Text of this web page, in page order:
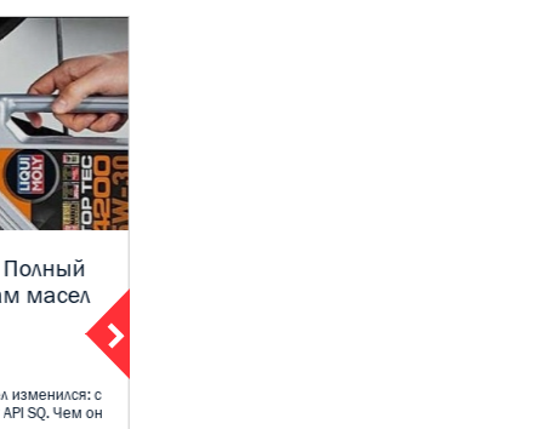
Полный
масел
изменился: с
SQ. Чем он